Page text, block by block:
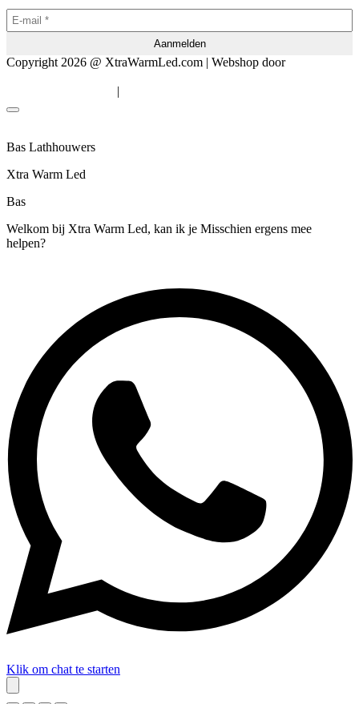
Copyright 2026 @ XtraWarmLed.com | Webshop door
|
Bas Lathhouwers
Xtra Warm Led
Bas
Welkom bij Xtra Warm Led, kan ik je Misschien ergens mee
helpen?
Klik om chat te starten